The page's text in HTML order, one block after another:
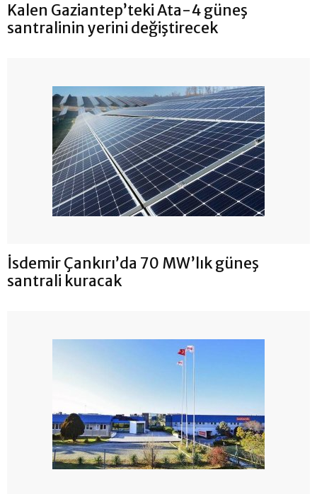
Kalen Gaziantep’teki Ata-4 güneş
santralinin yerini değiştirecek
İsdemir Çankırı’da 70 MW’lık güneş
santrali kuracak